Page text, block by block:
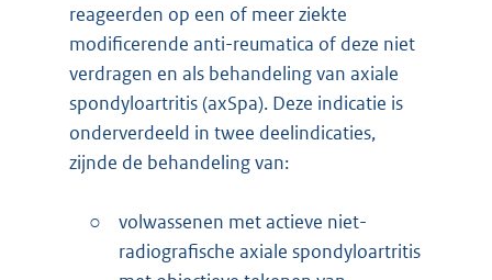
reageerden op een of meer ziekte
modificerende anti-reumatica of deze niet
verdragen en als behandeling van axiale
spondyloartritis (axSpa). Deze indicatie is
onderverdeeld in twee deelindicaties,
zijnde de behandeling van:
○
volwassenen met actieve niet-
radiografische axiale spondyloartritis